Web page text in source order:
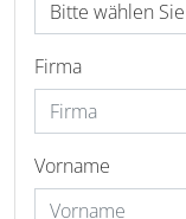
Firma
Vorname